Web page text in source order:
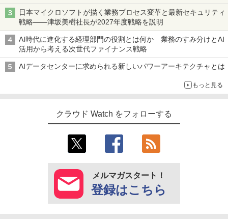
日本マイクロソフトが描く業務プロセス変革と最新セキュリティ
戦略――津坂美樹社長が2027年度戦略を説明
AI時代に進化する経理部門の役割とは何か 業務のすみ分けとAI
活用から考える次世代ファイナンス戦略
AIデータセンターに求められる新しいパワーアーキテクチャとは
もっと見る
クラウド Watch をフォローする
メルマガスタート！
登録はこちら